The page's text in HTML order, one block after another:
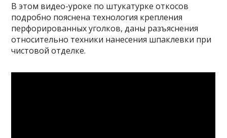
В этом видео-уроке по штукатурке откосов
подробно пояснена технология крепления
перфорированных уголков, даны разъяснения
относительно техники нанесения шпаклевки при
чистовой отделке.